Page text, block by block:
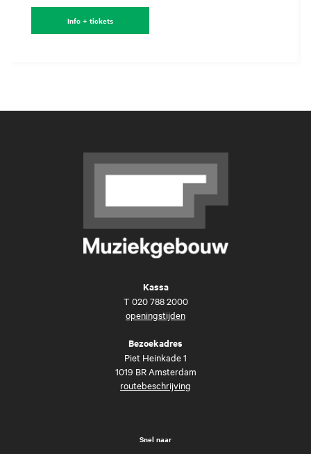
Info + tickets
Kassa
T 020 788 2000
openingstijden
Bezoekadres
Piet Heinkade 1
1019 BR Amsterdam
routebeschrijving
Snel naar